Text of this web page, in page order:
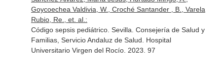
Goycoechea Valdivia, W., Croché Santander , B., Varela
Rubio, Re., et. al.:
Código sepsis pediátrico. Sevilla. Consejería de Salud y
Familias, Servicio Andaluz de Salud. Hospital
Universitario Virgen del Rocío. 2023. 97